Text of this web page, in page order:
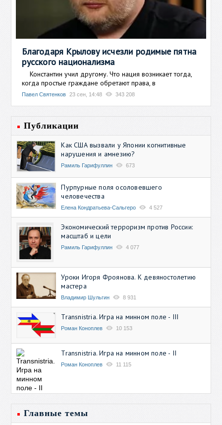
Благодаря Крылову исчезли родимые пятна
русского национализма
Константин учил другому. Что нация возникает тогда,
когда простые граждане обретают права, в
Павел Святенков 23 сен, 14:48 343 208
Публикации
Как США вызвали у Японии когнитивные
нарушения и амнезию?
Рамиль Гарифуллин 673
Пурпурные поля осоловевшего
человечества
Елена Кондратьева-Сальгеро 4 527
Экономический терроризм против России:
масштаб и цели
Рамиль Гарифуллин 4 077
Уроки Игоря Фроянова. К девяностолетию
мастера
Владимир Шульгин 8 931
Transnistria. Игра на минном поле - III
Роман Коноплев 10 153
Transnistria. Игра на минном поле - II
Роман Коноплев 11 115
Главные темы